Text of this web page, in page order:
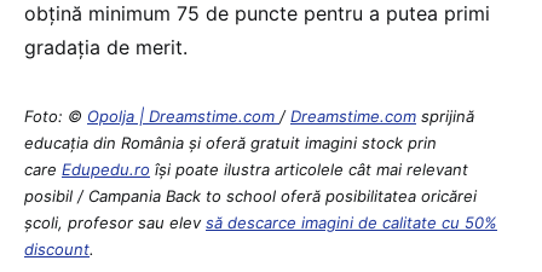
obțină minimum 75 de puncte pentru a putea primi
gradația de merit.
Foto: © Opolja | Dreamstime.com /Dreamstime.com sprijină
educaţia din România şi oferă gratuit imagini stock prin
care Edupedu.ro îşi poate ilustra articolele cât mai relevant
posibil / Campania Back to school oferă posibilitatea oricărei
școli, profesor sau elevsă descarce imagini de calitate cu 50%
discount.